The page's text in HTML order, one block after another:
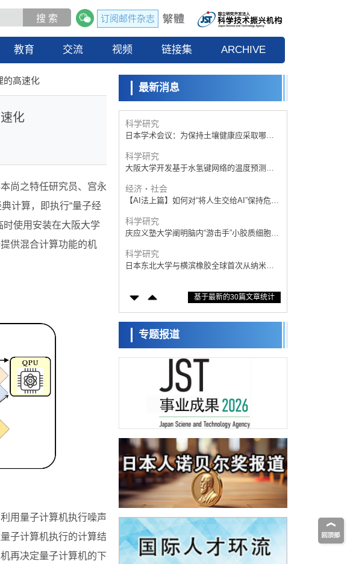
教育 交流 视频 链接集 ARCHIVE
订阅邮件杂志
的高速化
化
尚之特任研究员、宫永
计算，即执行“量子经
使用安装在大阪大学
供混合计算功能的机
用量子计算机执行噪声
子计算机执行的计算结
再决定量子计算机的下
最新消息
科学研究
庆应义塾大学阐明脑内“游击手”小胶质细胞包
裹保护受损神经细胞的机制，有望用于开发
100万倍的新技术
经济・社会
【AI法下篇】如何应对AI的不可控性——中
央大学平野晋教授专访
科学研究
日本学术会议：为保持土壤健康应采取哪些
科学研究
大阪大学开发基于水氢键网络的温度预测新
经济・社会
【AI法上篇】如何对“将人生交给AI”保持危机
科学研究
庆应义塾大学阐明脑内“游击手”小胶质细胞包
阿尔茨海默病等疾病疗法
科学研究
日本东北大学与横滨橡胶全球首次从纳米尺
道路
近畿大学等发现植物染料“日本茜”的红色成分
料
群马大学开发针对难治性癫痫的新型基因疗
法，利用超小型GAD67启动子抑制发作
科学研究
九州大学揭示夜间眼压升高机制：两种激素
东京都产技研采用新手法开发出可稳定工作
至300℃的介电材料，已验证电容器可在汽车
发动机等高温环境下工作
经济・社会
日本生成式AI使用者占比一年内翻倍，但与
中美德仍有较大差距
政策
日本修订首都直下型地震紧急对策：目标为
死亡人数至少减半，重点强化火灾防控
科学研究
福井大学发现细胞记忆过往并抑制反应的机
制，阐明即便DNA相同反应迥异之谜
神户大学确认口服癌症疫苗B440单药给药的
安全性，在转移性尿路上皮癌患者中开展临
床试验
政策
日本发布《令和8年版科学技术与创新白皮
基于最新的30篇文章统计
专题报道